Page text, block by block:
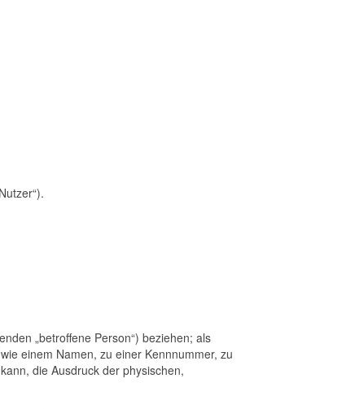
„betroffene Person“) beziehen; als
einem Namen, zu einer Kennnummer, zu
die Ausdruck der physischen,